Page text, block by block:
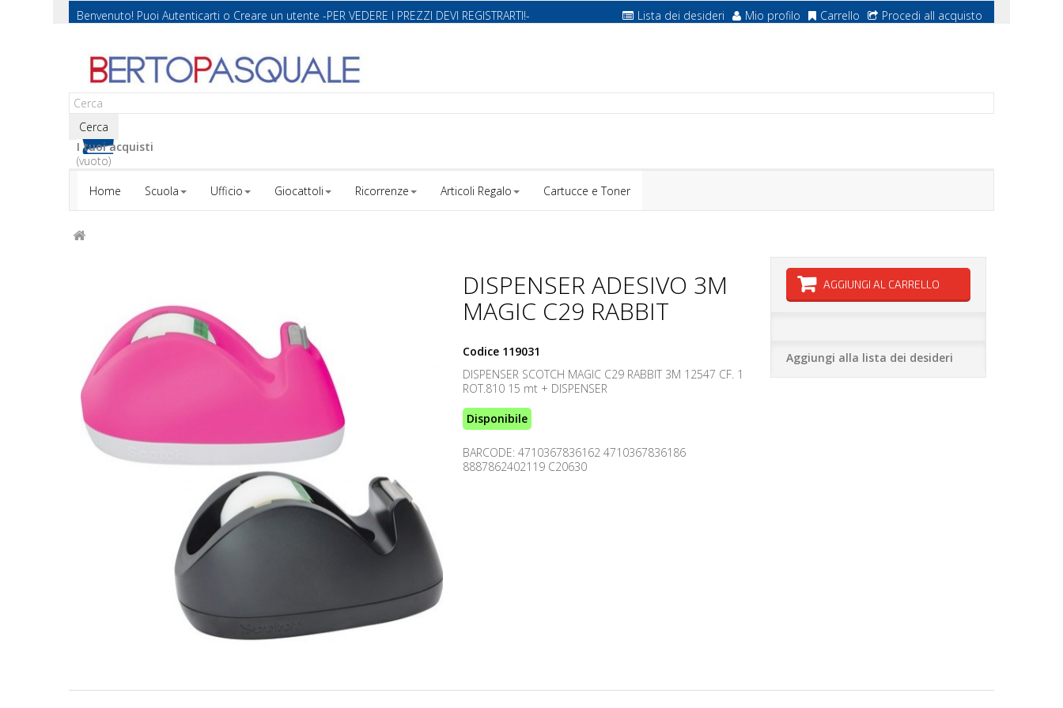
Benvenuto! Puoi Autenticarti o Creare un utente -PER VEDERE I PREZZI DEVI REGISTRARTI!- Lista dei desideri Mio profilo Carrello Procedi all acquisto
Cerca
I tuoi acquisti
(vuoto)
Home
Scuola Ufficio Giocattoli Ricorrenze Articoli Regalo Cartucce e Toner
DISPENSER ADESIVO 3M
MAGIC C29 RABBIT
Codice 119031
DISPENSER SCOTCH MAGIC C29 RABBIT 3M 12547 CF. 1
ROT.810 15 mt + DISPENSER
Disponibile
BARCODE: 4710367836162 4710367836186
8887862402119 C20630
AGGIUNGI AL CARRELLO
Aggiungi alla lista dei desideri